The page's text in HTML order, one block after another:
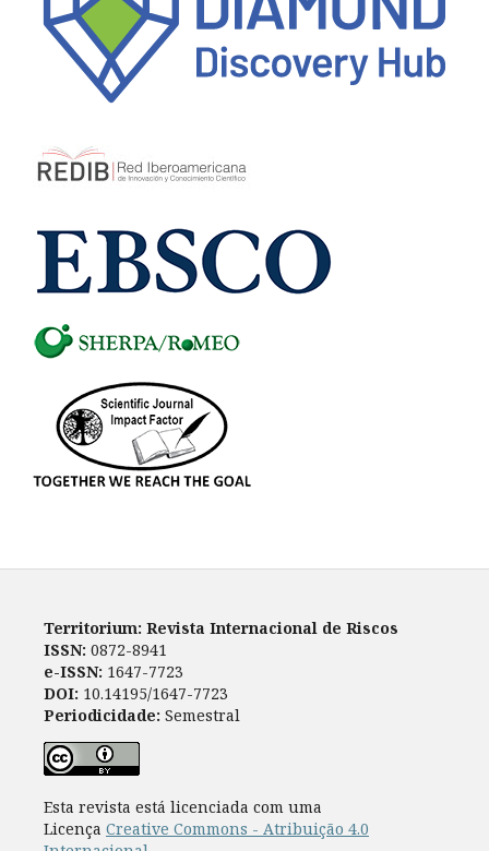
Territorium: Revista Internacional de Riscos
ISSN: 0872-8941
e-ISSN: 1647-7723
DOI: 10.14195/1647-7723
Periodicidade: Semestral
Esta revista está licenciada com uma
Licença Creative Commons - Atribuição 4.0